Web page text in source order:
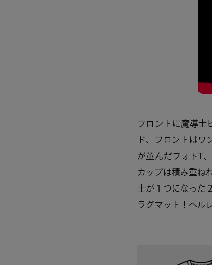
フロントに魔導士
ド、フロントはワ
が並んだフォトT
カップは積み重ね
士が１つになった
ラグマット！ヘル